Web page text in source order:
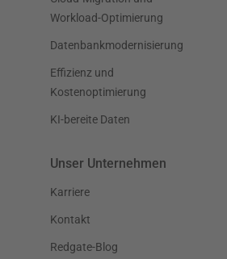
Workload-Optimierung
Datenbankmodernisierung
Effizienz und
Kostenoptimierung
KI-bereite Daten
Unser Unternehmen
Karriere
Kontakt
Redgate-Blog